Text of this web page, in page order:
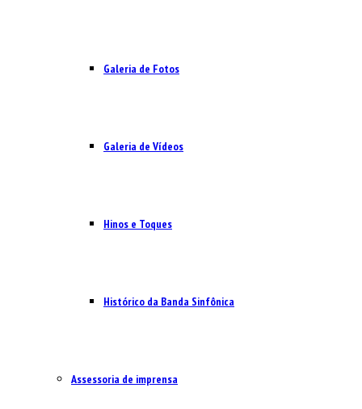
Galeria de Fotos
Galeria de Vídeos
Hinos e Toques
Histórico da Banda Sinfônica
Assessoria de imprensa